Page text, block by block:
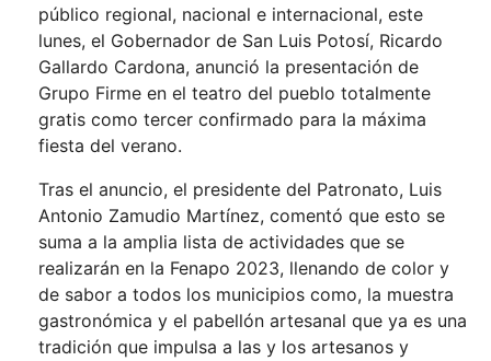
público regional, nacional e internacional, este
lunes, el Gobernador de San Luis Potosí, Ricardo
Gallardo Cardona, anunció la presentación de
Grupo Firme en el teatro del pueblo totalmente
gratis como tercer confirmado para la máxima
fiesta del verano.
Tras el anuncio, el presidente del Patronato, Luis
Antonio Zamudio Martínez, comentó que esto se
suma a la amplia lista de actividades que se
realizarán en la Fenapo 2023, llenando de color y
de sabor a todos los municipios como, la muestra
gastronómica y el pabellón artesanal que ya es una
tradición que impulsa a las y los artesanos y